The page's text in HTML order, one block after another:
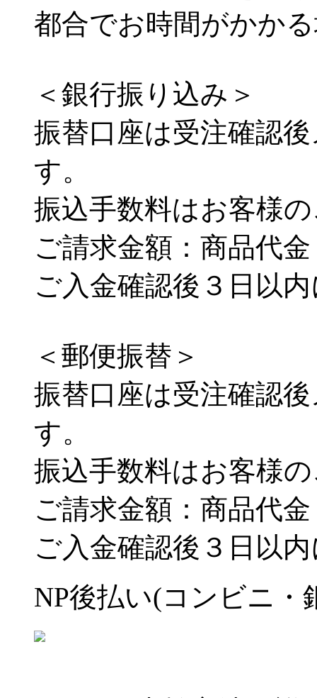
都合でお時間がかか
＜銀行振り込み＞
振替口座は受注確認
す。
振込手数料はお客様
ご請求金額：商品代
ご入金確認後３日以
＜郵便振替＞
振替口座は受注確認
す。
振込手数料はお客様
ご請求金額：商品代
ご入金確認後３日以
NP後払い(コンビニ・